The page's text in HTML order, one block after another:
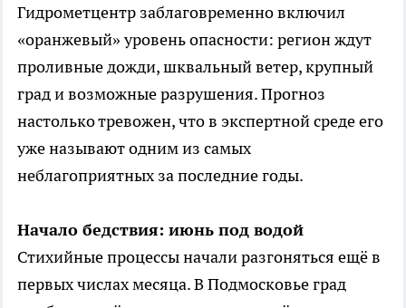
Гидрометцентр заблаговременно включил
«оранжевый» уровень опасности: регион ждут
проливные дожди, шквальный ветер, крупный
град и возможные разрушения. Прогноз
настолько тревожен, что в экспертной среде его
уже называют одним из самых
неблагоприятных за последние годы.
Начало бедствия: июнь под водой
Стихийные процессы начали разгоняться ещё в
первых числах месяца. В Подмосковье град